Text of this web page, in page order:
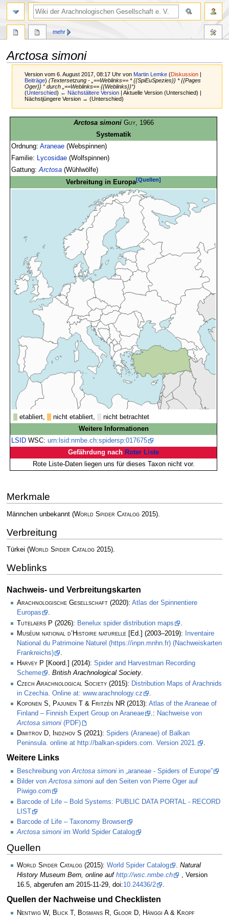
Arctosa simoni
Version vom 6. August 2017, 08:17 Uhr vonMartin Lemke (Diskussion |
Beiträge) (Textersetzung - „==Weblinks== * {{SpiEuSpezies}} * {{Pages
Oger}} “ durch „==Weblinks== {{Weblinks}}“)
(Unterschied) ← Nächstältere Version | Aktuelle Version (Unterschied) |
Nächstjüngere Version → (Unterschied)
springen
springen
Arctosa simoni Guy, 1966
Systematik
Ordnung:Araneae (Webspinnen)
Familie: Lycosidae (Wolfspinnen)
Gattung:Arctosa (Wühlwölfe)
Verbreitung in Europa[Quellen]
etabliert, nicht etabliert,
nicht betrachtet
Weitere Informationen
LSID WSC:urn:lsid:nmbe.ch:spidersp:017675
Gefährdung nach Roter Liste
Rote Liste-Daten liegen uns für dieses Taxon nicht vor.
Merkmale
Männchen unbekannt (World Spider Catalog2015).
Verbreitung
Türkei (World Spider Catalog2015).
Weblinks
Nachweis- und Verbreitungskarten
Arachnologische Gesellschaft (2020): Atlas der Spinnentiere
Europas
.
Tutelaers P (2026): Benelux spider distribution maps
Muséum national d’Histoire naturelle [Ed.] (2003–2019):
Inventaire
National du Patrimoine Naturel (https://inpn.mnhn.fr) (Nachweiskarten
Frankreichs)
.
Harvey P [Koord.] (2014): Spider and Harvestman Recording
Scheme
. British Arachnological Society.
Czech Arachnological Society (2015): Distribution Maps of Arachnids
in Czechia. Online at: www.arachnology.cz
Koponen S, Pajunen T & Fritzén NR (2013): Atlas of the Araneae of
Finland – Finnish Expert Group on Araneae
.: Nachweise von
Arctosa simoni (PDF)
Dimitrov D, Indzhov S (2021): Spiders (Araneae) of Balkan
Peninsula. online at http://balkan-spiders.com. Version 2021.
.
Weitere Links
Beschreibung vonArctosa simoni in „araneae - Spiders of Europe”
Bilder vonArctosa simoni auf den Seiten von Pierre Oger auf
Piwigo.com
Barcode of Life – Bold Systems: PUBLIC DATA PORTAL - RECORD
LIST
Barcode of Life – Taxonomy Browser
Arctosa simoni im World Spider Catalog
Quellen
World Spider Catalog (2015): World Spider Catalog
Natural
History Museum Bern, online auf http://wsc.nmbe.ch
, Version
16.5, abgerufen am 2015-11-29, doi:10.24436/2
Quellen der Nachweise und Checklisten
Nentwig W, Blick T, Bosmans R, Gloor D, Hänggi A & Kropf
mehr